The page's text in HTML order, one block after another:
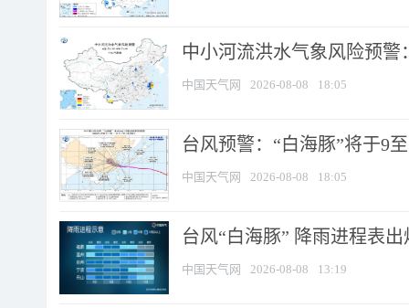
中小河流洪水气象风险预
中国天气网 2026-08-08 18:05
台风预警：“白海豚”将于9
中国天气网 2026-08-08 18:05
台风“白海豚” 降雨进程表
中国天气网 2026-08-08 13:19